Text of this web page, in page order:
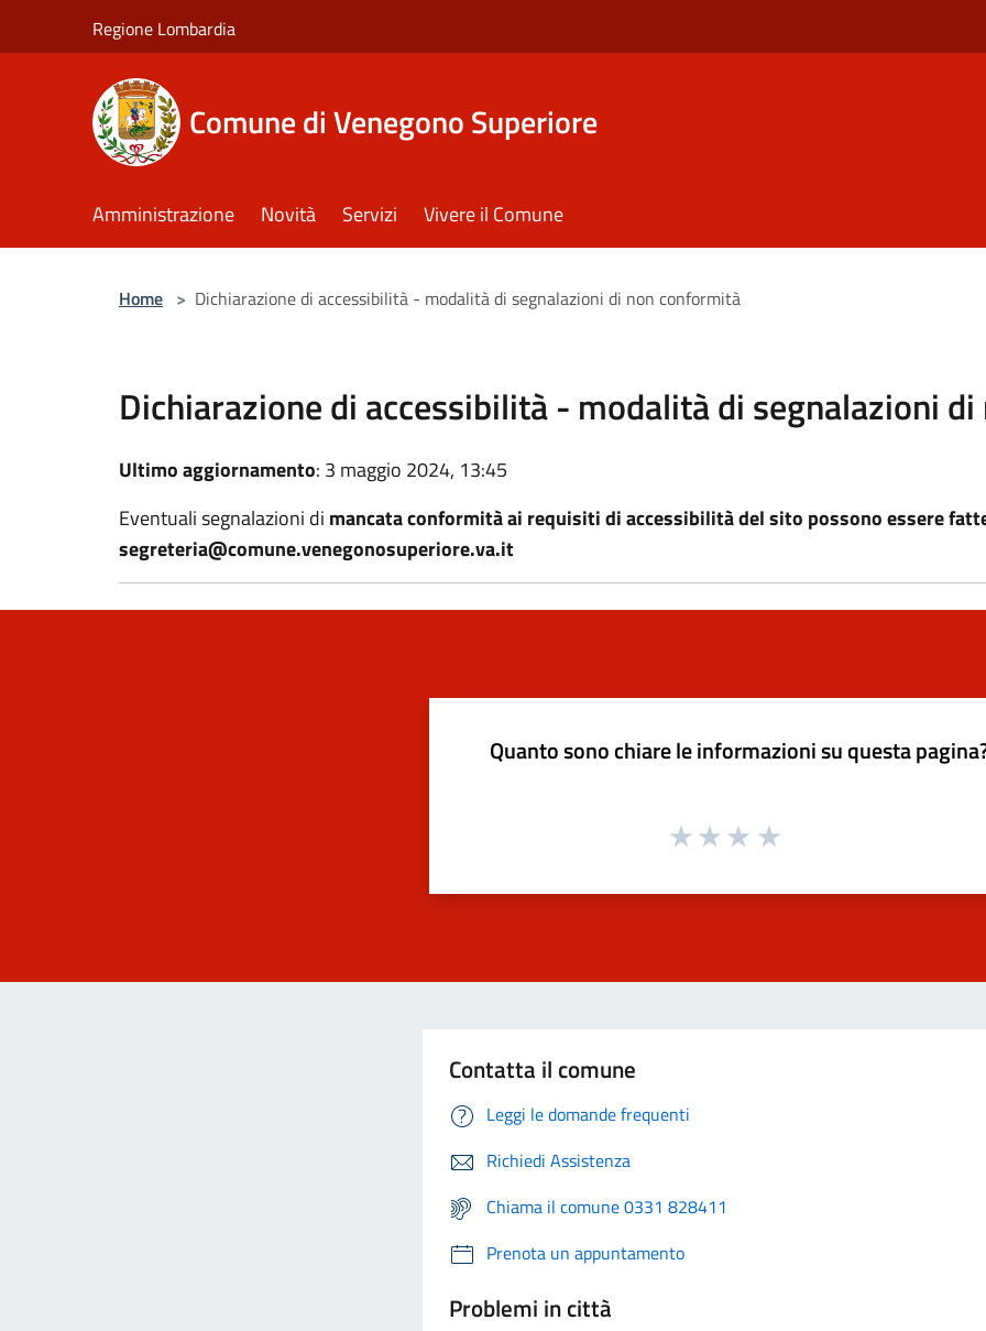
Regione Lombardia
Comune di Venegono Superiore
Amministrazione Novità Servizi Vivere il Comune
Home > Dichiarazione di accessibilità - modalità di segnalazioni di non conformità
Dichiarazione di accessibilità - modalità di segnalazioni
Ultimo aggiornamento: 3 maggio 2024, 13:45
Eventuali segnalazioni di mancata conformità ai requisiti di accessibilità del sito possono essere
segreteria@comune.venegonosuperiore.va.it
Quanto sono chiare le informazioni su questa
Contatta il comune
Leggi le domande frequenti
Richiedi Assistenza
Chiama il comune 0331 828411
Prenota un appuntamento
Problemi in città